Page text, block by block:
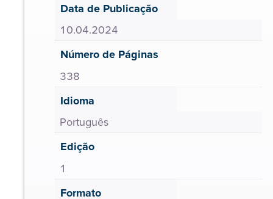
Data de Publicação
10.04.2024
Número de Páginas
338
Idioma
Português
Edição
1
Formato